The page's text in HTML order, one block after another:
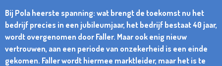
Bij Pola heerste spanning: wat brengt de toekomst nu het
bedrijf precies in een jubileumjaar, het bedrijf bestaat 40 jaar,
wordt overgenomen door Faller. Maar ook enig nieuw
vertrouwen, aan een periode van onzekerheid is een einde
gekomen. Faller wordt hiermee marktleider, maar het is te